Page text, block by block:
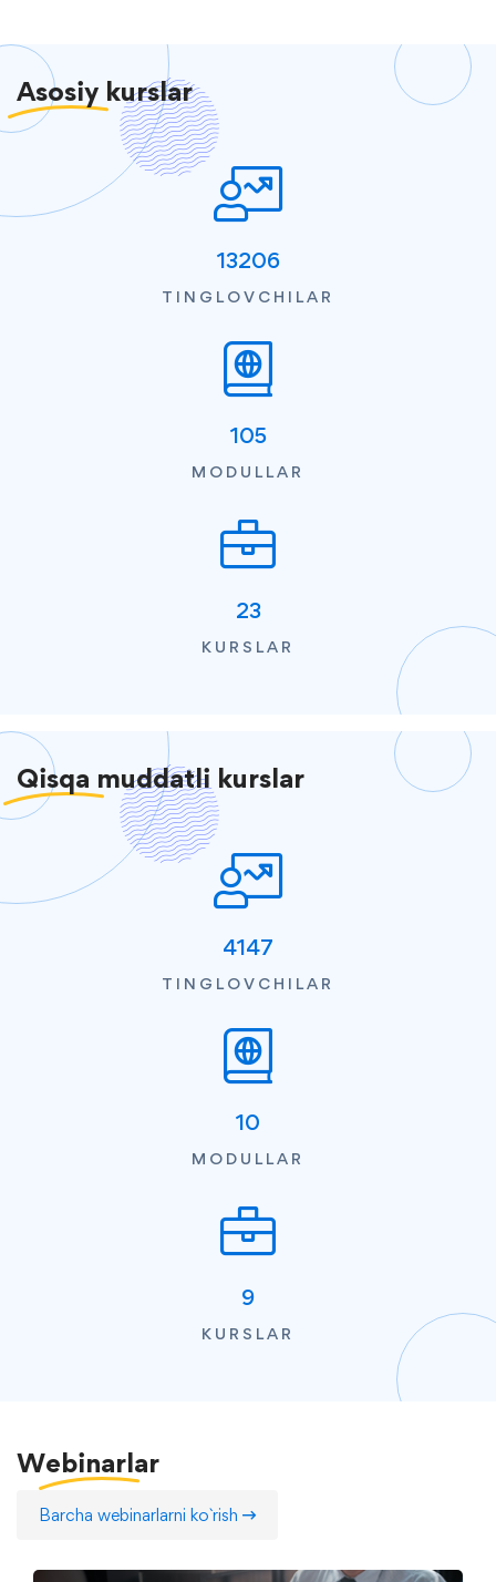
Asosiy kurslar
13206
TINGLOVCHILAR
105
MODULLAR
23
KURSLAR
Qisqa muddatli kurslar
4147
TINGLOVCHILAR
10
MODULLAR
9
KURSLAR
Webinarlar
Barcha webinarlarni ko`rish